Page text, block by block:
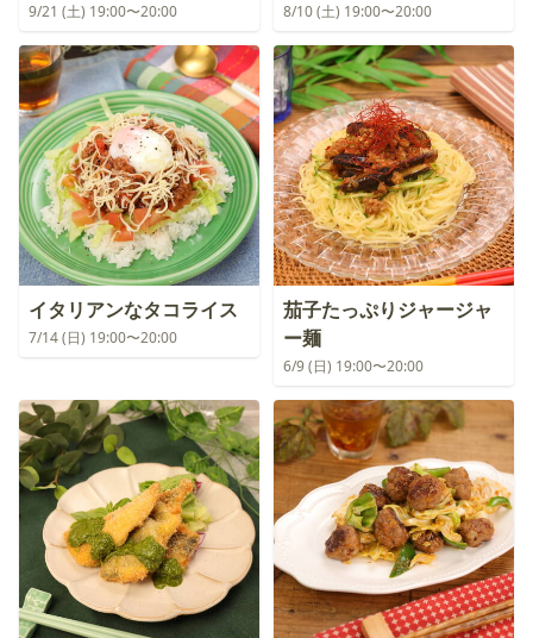
9/21 (土) 19:00〜20:00 8/10 (土) 19:00〜20:00
イタリアンなタコライス
7/14 (日) 19:00〜20:00
茄子たっぷりジャージャ
ー麺
6/9 (日) 19:00〜20:00